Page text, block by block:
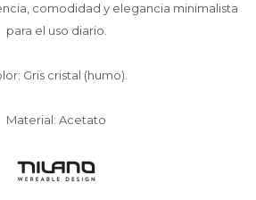
comodidad y elegancia minimalista
para el uso diario.
Gris cristal (humo).
Material: Acetato